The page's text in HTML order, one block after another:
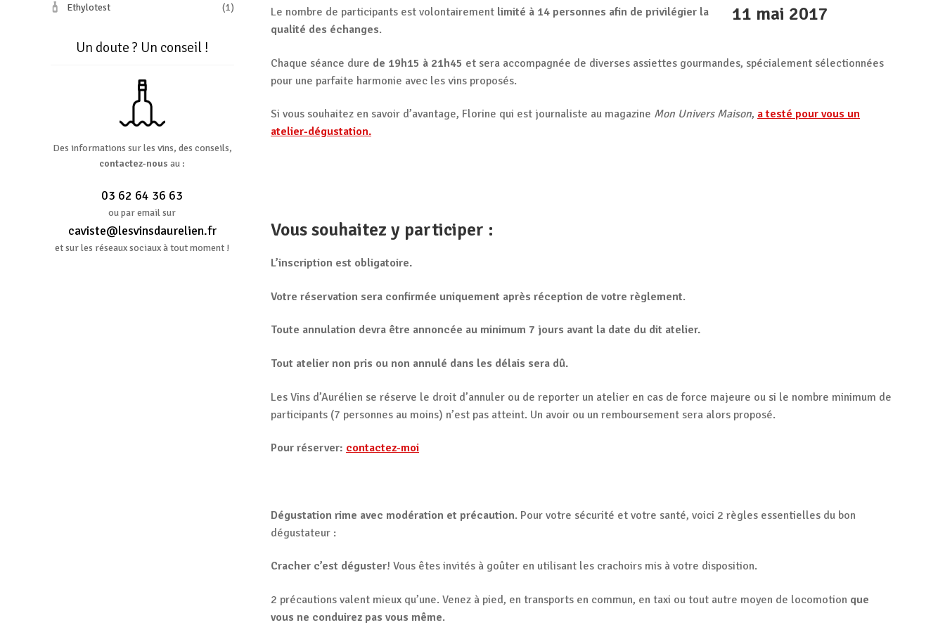
Le nombre de participants est volontairement limité à 14 personnes afin de privilégier la
qualité des échanges.
Chaque séance dure de 19h15 à 21h45 et sera accompagnée de diverses assiettes gourmandes, spécialement sélectionnées
pour une parfaite harmonie avec les vins proposés.
Si vous souhaitez en savoir d’avantage, Florine qui est journaliste au magazine Mon Univers Maison, a testé pour vous un
atelier-dégustation.
Vous souhaitez y participer :
L’inscription est obligatoire.
Votre réservation sera confirmée uniquement après réception de votre règlement.
Toute annulation devra être annoncée au minimum 7 jours avant la date du dit atelier.
Tout atelier non pris ou non annulé dans les délais sera dû.
Les Vins d’Aurélien se réserve le droit d’annuler ou de reporter un atelier en cas de force majeure ou si le nombre minimum de
participants (7 personnes au moins) n’est pas atteint. Un avoir ou un remboursement sera alors proposé.
Pour réserver: contactez-moi
Dégustation rime avec modération et précaution. Pour votre sécurité et votre santé, voici 2 règles essentielles du bon
dégustateur :
Cracher c’est déguster! Vous êtes invités à goûter en utilisant les crachoirs mis à votre disposition.
2 précautions valent mieux qu’une. Venez à pied, en transports en commun, en taxi ou tout autre moyen de locomotion que
vous ne conduirez pas vous même.
Ethylotest
(1)
Un doute ? Un conseil !
Des informations sur les vins, des conseils,
contactez-nousau :
03 62 64 36 63
ou par email sur
caviste@lesvinsdaurelien.fr
et sur les réseaux sociaux à tout moment !